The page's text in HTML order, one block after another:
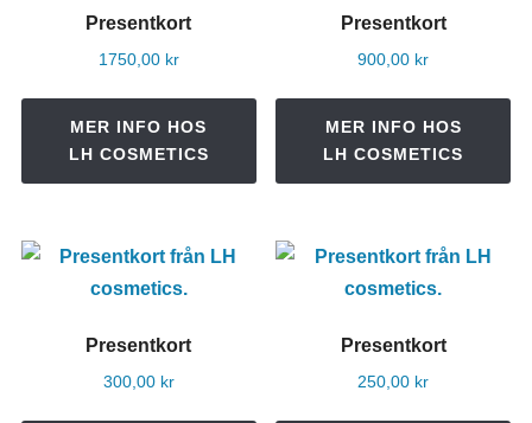
Presentkort
1750,00 kr
MER INFO HOS
LH COSMETICS
Presentkort
900,00 kr
MER INFO HOS
LH COSMETICS
Presentkort
300,00 kr
Presentkort
250,00 kr